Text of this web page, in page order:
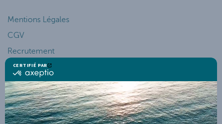
Mentions Légales
CGV
Recrutement
Actualités
SERVICES ET AIDES
Mon Compte